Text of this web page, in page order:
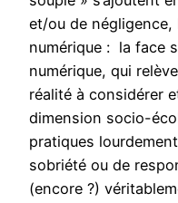
et/ou de
numérique : la face
numérique, qui
réalité à considérer
dimension socio-
pratiques
sobriété ou de
(encore ?)